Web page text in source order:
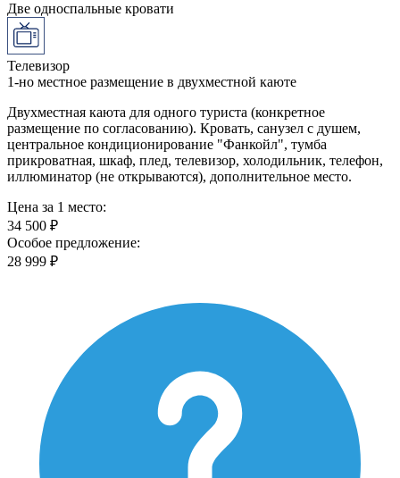
Две односпальные кровати
Телевизор
1-но местное размещение в двухместной каюте
Двухместная каюта для одного туриста (конкретное
размещение по согласованию). Кровать, санузел с душем,
центральное кондиционирование "Фанкойл", тумба
прикроватная, шкаф, плед, телевизор, холодильник, телефон,
иллюминатор (не открываются), дополнительное место.
Цена за 1 место:
34 500 ₽
Особое предложение:
28 999 ₽